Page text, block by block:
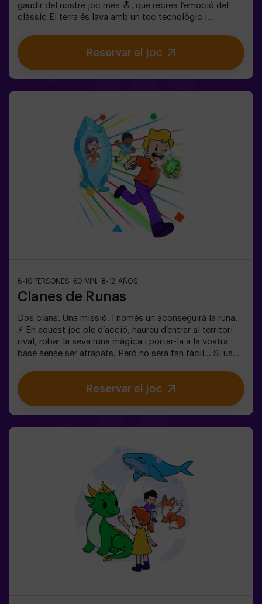
gaudir del nostre joc més 🔝, que recrea l’emoció del
clàssic El terra és lava amb un toc tecnològic i
estimulen el cos i la ment🎉 Ideal per a festes infantils i
aniversaris plens d’emoció🎁 Records inoblidables i
sorpreses per a tots els participants👧👦 Per a nens i
puguin descansar, hidratar-se i recuperar energies abans
de continuar la diversió.Els infants hauran de
col·laborar, pensar ràpid i moure’s encara més ràpid per
superar tots els reptes. Veuran el seu progrés en temps
real a la pantalla i celebraran cada victòria com un
autèntic èxit! 🏆Una experiència activa, segura i
original per a festes d’aniversari, sortides en família o
simplement per descarregar energia de la manera més
divertida.✅ Ideal per a nens | famílies | festes
infantilsImportant: els infants han d’anar acompanyats
d’un adult, que també compta com a jugador.
Reservar el joc
6-10 PERSONES 60 MIN. 8-12 AÑOS
Clanes de Runas
Dos clans. Una missió. I només un aconseguirà la runa.
⚡ En aquest joc ple d’acció, haureu d’entrar al territori
rival, robar la seva runa màgica i portar-la a la vostra
base sense ser atrapats. Però no serà tan fàcil… Si us
alliberi. ❄️ La clau és moure’s ràpid, coordinar-se en
equip i saber quan atacar o defensar. Aquí no només es
tracta de córrer, sinó de jugar en equip i prendre
Reservar el joc